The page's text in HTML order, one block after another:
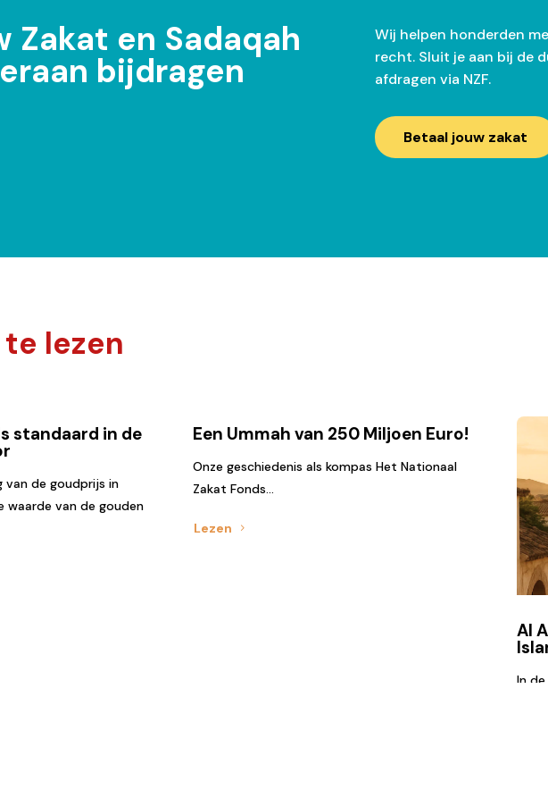
Zakat en Sadaqah
bijdragen
Wij helpen honderden
recht. Sluit je aan bij de
afdragen via NZF.
Betaal jouw zakat
lezen
standaard in de
van de goudprijs in
waarde van de gouden
Een Ummah van 250 Miljoen Euro!
Onze geschiedenis als kompas Het Nationaal
Zakat Fonds...
Lezen
Al
In